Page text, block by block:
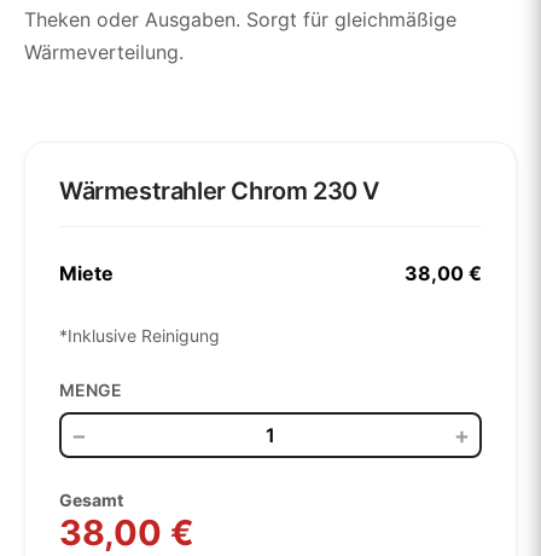
Theken oder Ausgaben. Sorgt für gleichmäßige
Wärmeverteilung.
Wärmestrahler Chrom 230 V
Miete 38,00 €
*Inklusive Reinigung
MENGE
− +
Gesamt
38,00 €